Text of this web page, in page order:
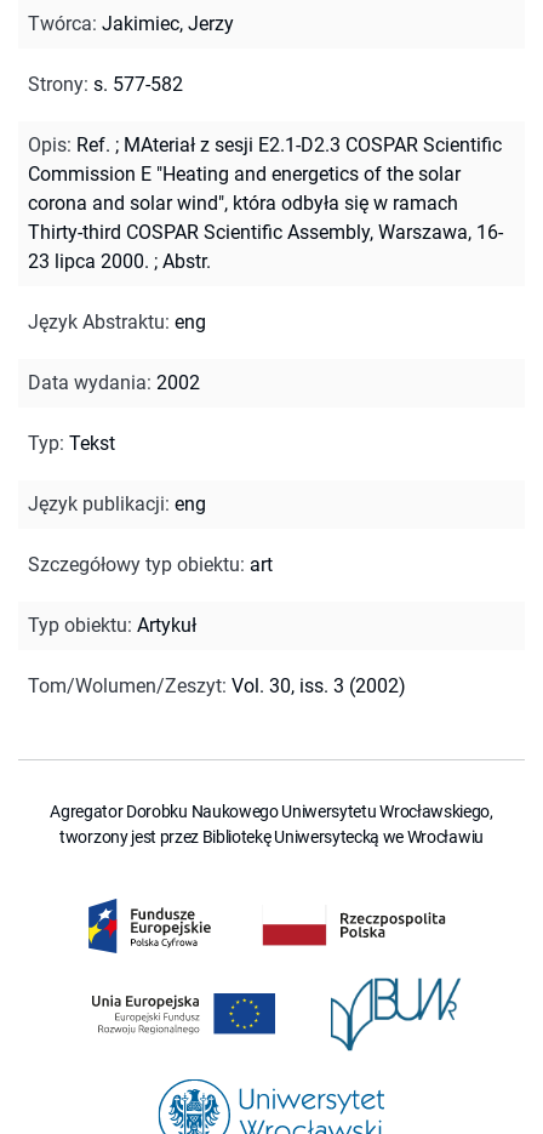
Twórca: Jakimiec, Jerzy
Strony: s. 577-582
Opis: Ref. ; MAteriał z sesji E2.1-D2.3 COSPAR Scientific
Commission E "Heating and energetics of the solar
corona and solar wind", która odbyła się w ramach
Thirty-third COSPAR Scientific Assembly, Warszawa, 16-
23 lipca 2000. ; Abstr.
Język Abstraktu: eng
Data wydania: 2002
Typ: Tekst
Język publikacji: eng
Szczegółowy typ obiektu: art
Typ obiektu: Artykuł
Tom/Wolumen/Zeszyt: Vol. 30, iss. 3 (2002)
Agregator Dorobku Naukowego Uniwersytetu Wrocławskiego,
tworzony jest przez Bibliotekę Uniwersytecką we Wrocławiu